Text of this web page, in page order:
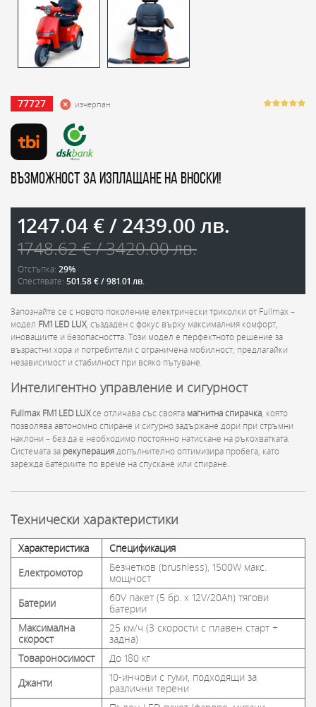
77727 изчерпан
Възможност за изплащане на вноски!
1247.04 € / 2439.00 лв.
1748.62 € / 3420.00 лв.
Отстъпка: 29%
Спестявате: 501.58 € / 981.01 лв.
Запознайте се с новото поколение електрически триколки от Fullmax –
модел FM1 LED LUX, създаден с фокус върху максималния комфорт,
иновациите и безопасността. Този модел е перфектното решение за
възрастни хора и потребители с ограничена мобилност, предлагайки
независимост и стабилност при всяко пътуване.
Интелигентно управление и сигурност
Fullmax FM1 LED LUXсе отличава със своята магнитна спирачка , която
позволява автономно спиране и сигурно задържане дори при стръмни
наклони – без да е необходимо постоянно натискане на ръкохватката.
Системата за рекуперация допълнително оптимизира пробега, като
зарежда батериите по време на спускане или спиране.
Технически характеристики
Характеристика
Спецификация
Електромотор
Безчетков (brushless), 1500W макс.
мощност
Батерии
60V пакет (5 бр. x 12V/20Ah) тягови
батерии
Максимална
скорост
25 км/ч (3 скорости с плавен старт +
задна)
Товароносимост
До 180 кг
Джанти
10-инчови с гуми, подходящи за
различни терени